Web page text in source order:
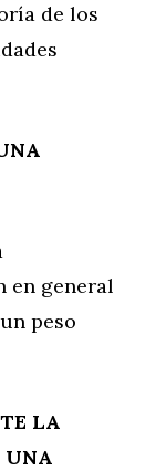
de los
en general
peso
LA
UNA